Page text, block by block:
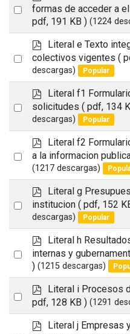
Select d
f
formas de acceder a
pdf, 191 KB ) (1224
Select
p
d
f
Literal e Texto
colectivos vigentes (
descargas)
Popular
Select
p
d
f
Literal f1
solicitudes ( pdf, 134
descargas)
Popular
Select
p
d
f
Literal f2
a la informacion
(1217 descargas)
Select
p
d
f
Literal g
institucion ( pdf, 152
descargas)
Popular
Select
p
d
f
Literal h
internas y
) (1215 descargas)
Select
an
p
d
f
Literal i Procesos
pdf, 128 KB ) (1291
pLiteral j Empresas